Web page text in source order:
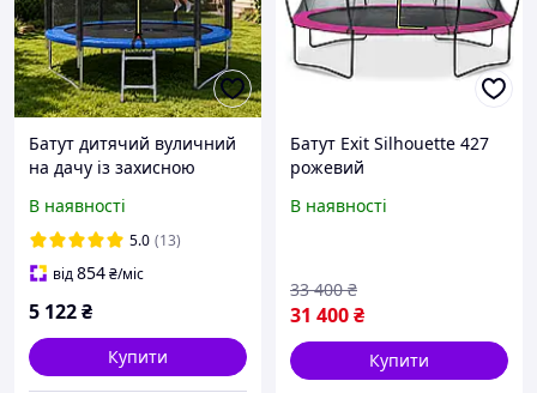
Батут дитячий вуличний
на дачу із захисною
Atleto + рукавиці у
подарунок
В наявності
5.0 (13)
від854₴/міс
5 122₴
Купити
Батут Exit Silhouette 427
рожевий
В наявності
31 400₴
33 400 ₴
Купити